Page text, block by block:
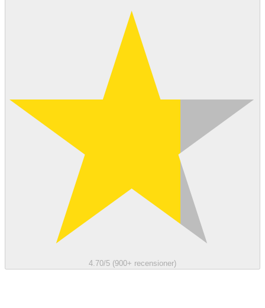
4.70/5 (900+ recensioner)